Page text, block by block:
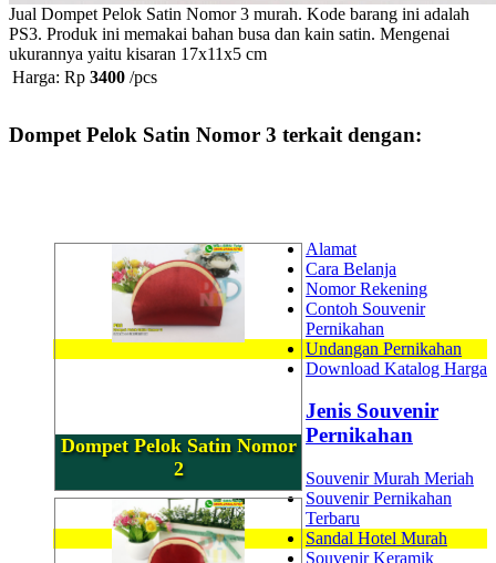
Jual Dompet Pelok Satin Nomor 3 murah. Kode barang ini adalah
PS3. Produk ini memakai bahan busa dan kain satin. Mengenai
ukurannya yaitu kisaran 17x11x5 cm
Harga: Rp 3400 /pcs
Dompet Pelok Satin Nomor 3 terkait dengan:
Dompet Pelok Satin Nomor
2
Alamat
Cara Belanja
Nomor Rekening
Contoh Souvenir
Pernikahan
Undangan Pernikahan
Download Katalog Harga
Jenis Souvenir
Pernikahan
Souvenir Murah Meriah
Souvenir Pernikahan
Terbaru
Sandal Hotel Murah
Souvenir Keramik